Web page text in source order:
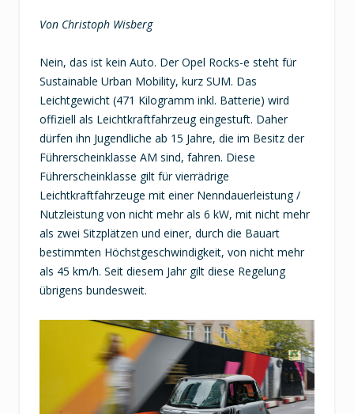
Von Christoph Wisberg
Nein, das ist kein Auto. Der Opel Rocks-e steht für
Sustainable Urban Mobility, kurz SUM. Das
Leichtgewicht (471 Kilogramm inkl. Batterie) wird
offiziell als Leichtkraftfahrzeug eingestuft. Daher
dürfen ihn Jugendliche ab 15 Jahre, die im Besitz der
Führerscheinklasse AM sind, fahren. Diese
Führerscheinklasse gilt für vierrädrige
Leichtkraftfahrzeuge mit einer Nenndauerleistung /
Nutzleistung von nicht mehr als 6 kW, mit nicht mehr
als zwei Sitzplätzen und einer, durch die Bauart
bestimmten Höchstgeschwindigkeit, von nicht mehr
als 45 km/h. Seit diesem Jahr gilt diese Regelung
übrigens bundesweit.